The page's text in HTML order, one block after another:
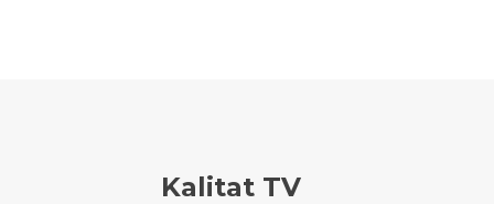
Kalitat TV